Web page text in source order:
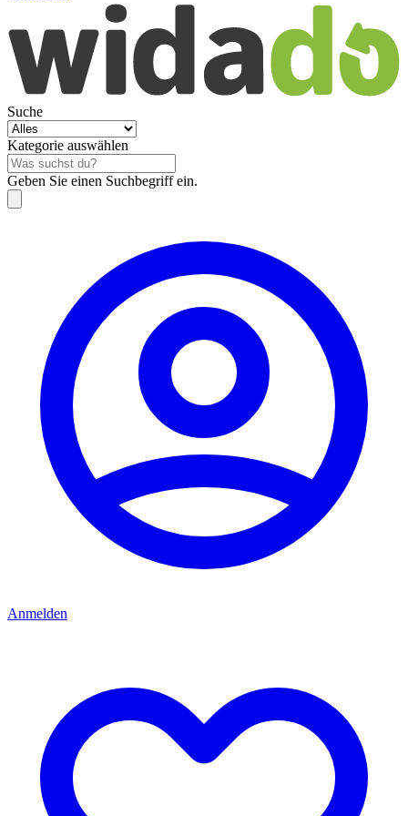
Suche
Kategorie auswählen
Geben Sie einen Suchbegriff ein.
Anmelden